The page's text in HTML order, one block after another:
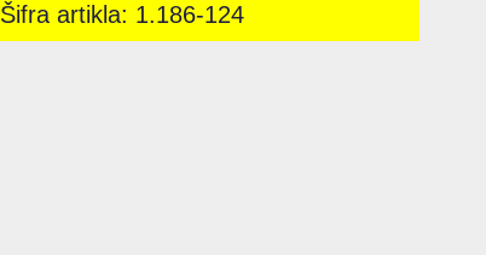
Šifra artikla: 1.186-124